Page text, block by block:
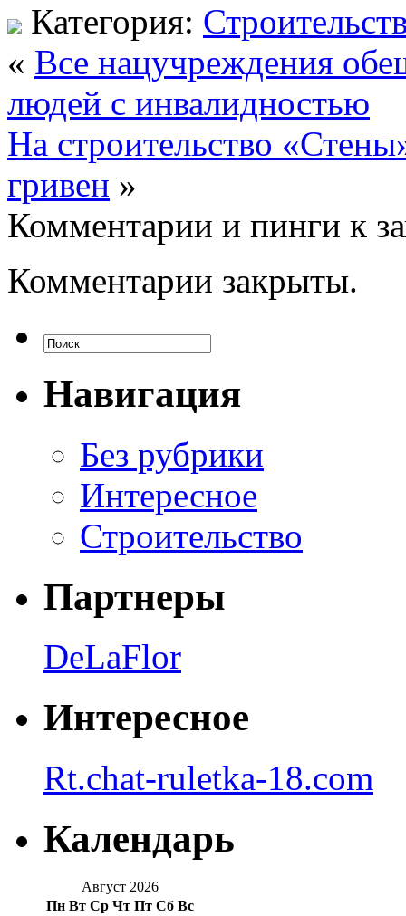
Категория:
« Все нацучреждения
людей с инвалидностью
На строительство
гривен »
Комментарии и пинги к
Комментарии закрыты.
Навигация
Без рубрики
Интересное
Строительство
Партнеры
DeLaFlor
Интересное
Rt.chat-ruletka-18.com
Календарь
Август 2026
Пн Вт Ср Чт Пт Сб Вс